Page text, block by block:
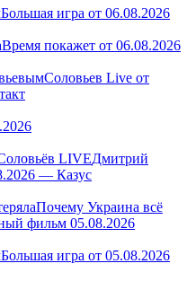
Большая игра от 06.08.2026
Время покажет от 06.08.2026
Соловьев Live от
Дмитрий
— Казус
Почему Украина всё
фильм 05.08.2026
Большая игра от 05.08.2026